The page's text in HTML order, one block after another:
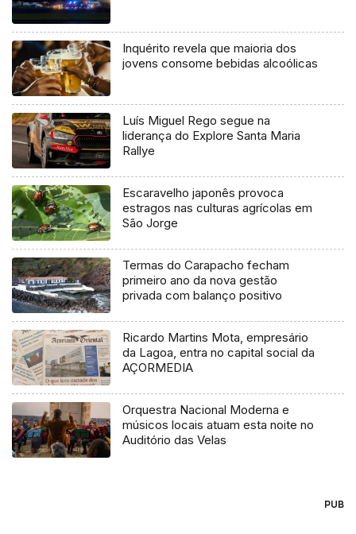
Inquérito revela que maioria dos
jovens consome bebidas alcoólicas
Luís Miguel Rego segue na
liderança do Explore Santa Maria
Rallye
Escaravelho japonês provoca
estragos nas culturas agrícolas em
São Jorge
Termas do Carapacho fecham
primeiro ano da nova gestão
privada com balanço positivo
Ricardo Martins Mota, empresário
da Lagoa, entra no capital social da
AÇORMEDIA
Orquestra Nacional Moderna e
músicos locais atuam esta noite no
Auditório das Velas
PUB